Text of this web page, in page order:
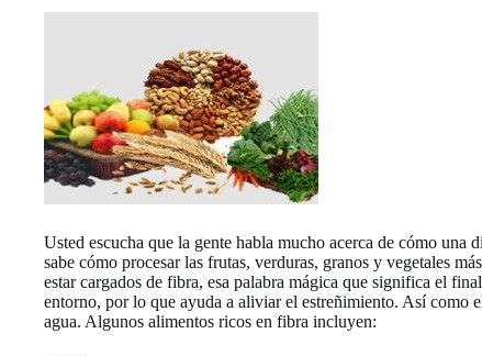
Usted escucha que la gente habla mucho acerca de cómo
sabe cómo procesar las frutas, verduras, granos y vegetales
estar cargados de fibra, esa palabra mágica que significa el
entorno, por lo que ayuda a aliviar el estreñimiento. Así como
agua. Algunos alimentos ricos en fibra incluyen: